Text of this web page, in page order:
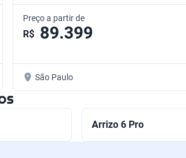
Preço a partir de
R$ 89.399
São Paulo
Arrizo 6 Pro